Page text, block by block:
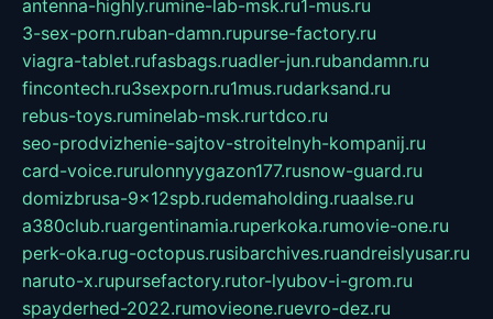
antenna-highly.rumine-lab-msk.ru1-mus.ru
3-sex-porn.ruban-damn.rupurse-factory.ru
viagra-tablet.rufasbags.ruadler-jun.rubandamn.ru
fincontech.ru3sexporn.ru1mus.rudarksand.ru
rebus-toys.ruminelab-msk.rurtdco.ru
seo-prodvizhenie-sajtov-stroitelnyh-kompanij.ru
card-voice.rurulonnyygazon177.rusnow-guard.ru
domizbrusa-9x12spb.rudemaholding.ruaalse.ru
a380club.ruargentinamia.ruperkoka.rumovie-one.ru
perk-oka.rug-octopus.rusibarchives.ruandreislyusar.ru
naruto-x.rupursefactory.rutor-lyubov-i-grom.ru
spayderhed-2022.rumovieone.ruevro-dez.ru